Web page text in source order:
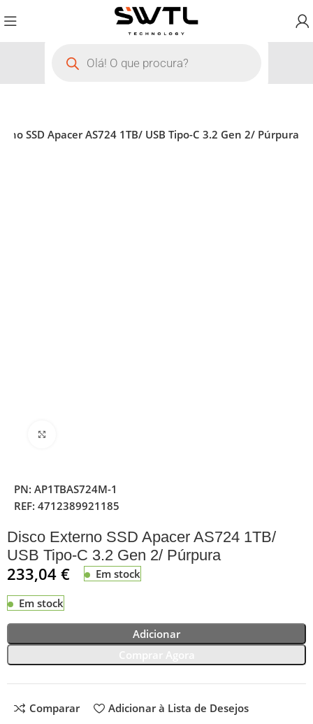
SSD Apacer AS724 1TB/ USB Tipo-C 3.2 Gen 2/ Púrpura
PN:AP1TBAS724M-1
REF:4712389921185
Disco Externo SSD Apacer AS724 1TB/
USB Tipo-C 3.2 Gen 2/ Púrpura
233,04€ Em stock
Em stock
Adicionar
Comparar Adicionar à Lista de Desejos